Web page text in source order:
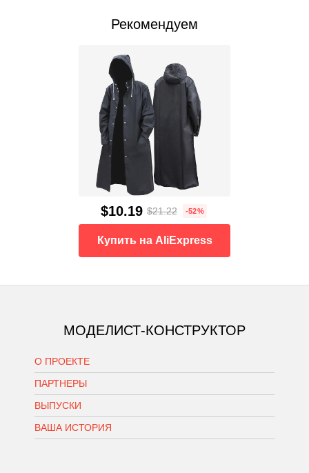
Рекомендуем
$10.19 $21.22 -52%
Купить на AliExpress
МОДЕЛИСТ-КОНСТРУКТОР
О ПРОЕКТЕ
ПАРТНЕРЫ
ВЫПУСКИ
ВАША ИСТОРИЯ